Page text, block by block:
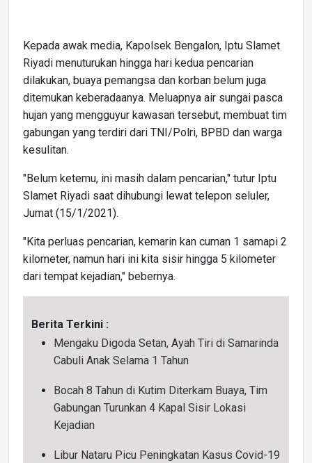
Kepada awak media, Kapolsek Bengalon, Iptu Slamet
Riyadi menuturukan hingga hari kedua pencarian
dilakukan, buaya pemangsa dan korban belum juga
ditemukan keberadaanya. Meluapnya air sungai pasca
hujan yang mengguyur kawasan tersebut, membuat tim
gabungan yang terdiri dari TNI/Polri, BPBD dan warga
kesulitan.
"Belum ketemu, ini masih dalam pencarian," tutur Iptu
Slamet Riyadi saat dihubungi lewat telepon seluler,
Jumat (15/1/2021).
"Kita perluas pencarian, kemarin kan cuman 1 samapi 2
kilometer, namun hari ini kita sisir hingga 5 kilometer
dari tempat kejadian," bebernya.
Berita Terkini :
Mengaku Digoda Setan, Ayah Tiri di Samarinda
Cabuli Anak Selama 1 Tahun
Bocah 8 Tahun di Kutim Diterkam Buaya, Tim
Gabungan Turunkan 4 Kapal Sisir Lokasi
Kejadian
Libur Nataru Picu Peningkatan Kasus Covid-19